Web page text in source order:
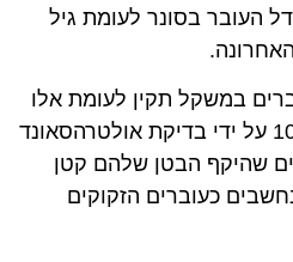
העובר בסונר לעומת גיל
במשקל תקין לעומת אלו
עם משקל מתחת לאחוזון 10 על ידי בדיקת אולטרהסאונד
שהיקף הבטן שלהם קטן
כעוברים הזקוקים